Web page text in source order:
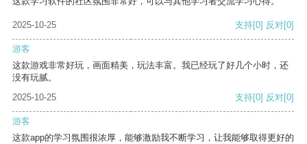
2025-10-25 支持[0] 反对[0]
游客
这款游戏非常好玩，画面精美，玩法丰富。我已经玩了好几个小时，还
没有玩腻。
2025-10-25
支持[0] 反对[0]
游客
这款app的学习氛围很浓厚，能够激励我不断学习，让我能够取得更好的